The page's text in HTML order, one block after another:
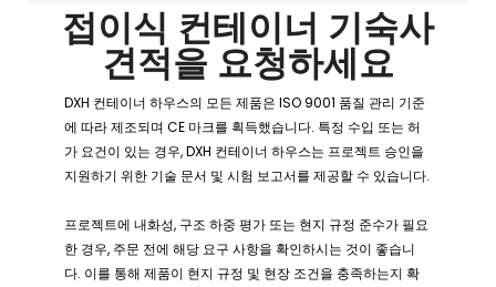
접이식 컨테이너 기숙사
견적을 요청하세요
DXH 컨테이너 하우스의 모든 제품은 ISO 9001 품질 관리 기준
에 따라 제조되며 CE 마크를 획득했습니다. 특정 수입 또는 허
가 요건이 있는 경우, DXH 컨테이너 하우스는 프로젝트 승인을
지원하기 위한 기술 문서 및 시험 보고서를 제공할 수 있습니다.
프로젝트에 내화성, 구조 하중 평가 또는 현지 규정 준수가 필요
한 경우, 주문 전에 해당 요구 사항을 확인하시는 것이 좋습니
다. 이를 통해 제품이 현지 규정 및 현장 조건을 충족하는지 확